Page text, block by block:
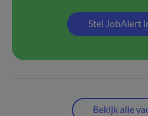
Stel JobAlert
Bekijk alle